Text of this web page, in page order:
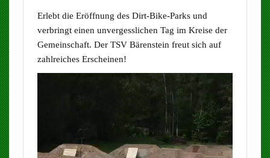
Erlebt die Eröffnung des Dirt-Bike-Parks und
verbringt einen unvergesslichen Tag im Kreise der
Gemeinschaft. Der TSV Bärenstein freut sich auf
zahlreiches Erscheinen!